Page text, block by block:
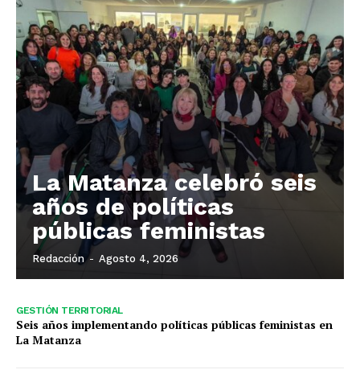
La Matanza celebró seis
años de políticas
públicas feministas
Redacción - Agosto 4, 2026
GESTIÓN TERRITORIAL
Seis años implementando políticas públicas feministas en
La Matanza